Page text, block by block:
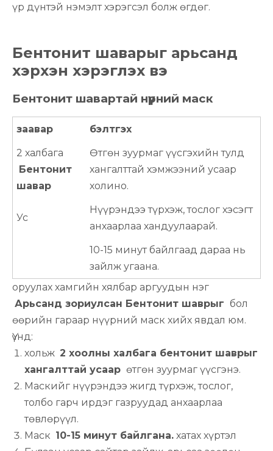
үр дүнтэй нэмэлт хэрэгсэл болж өгдөг.
Бентонит шаварыг арьсанд
хэрхэн хэрэглэх вэ
Бентонит шавартай нүүрний маск
заавар бэлтгэх
2 халбага
Бентонит
шавар
Өтгөн зуурмаг үүсгэхийн тулд
хангалттай хэмжээний усаар
холино.
Ус
Нүүрэндээ түрхэж, тослог хэсэгт
анхаарлаа хандуулаарай.
10-15 минут байлгаад дараа нь
зайлж угаана.
оруулах хамгийн хялбар аргуудын нэг
Арьсанд зориулсан Бентонит шаврыг бол
өөрийн гараар нүүрний маск хийх явдал юм.
Үүнд:
хольж 2 хоолны халбага бентонит шаврыг
хангалттай усаар өтгөн зуурмаг үүсгэнэ.
Маскийг нүүрэндээ жигд түрхэж, тослог,
толбо гарч ирдэг газруудад анхаарлаа
төвлөрүүл.
Маск 10-15 минут байлгана. хатах хүртэл